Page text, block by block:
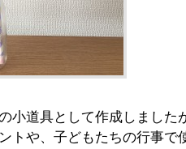
小道具として作成しました
トや、子どもたちの行事で